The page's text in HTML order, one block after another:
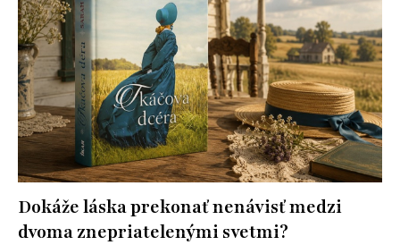
Dokáže láska prekonať nenávisť medzi
dvoma znepriatelenými svetmi?